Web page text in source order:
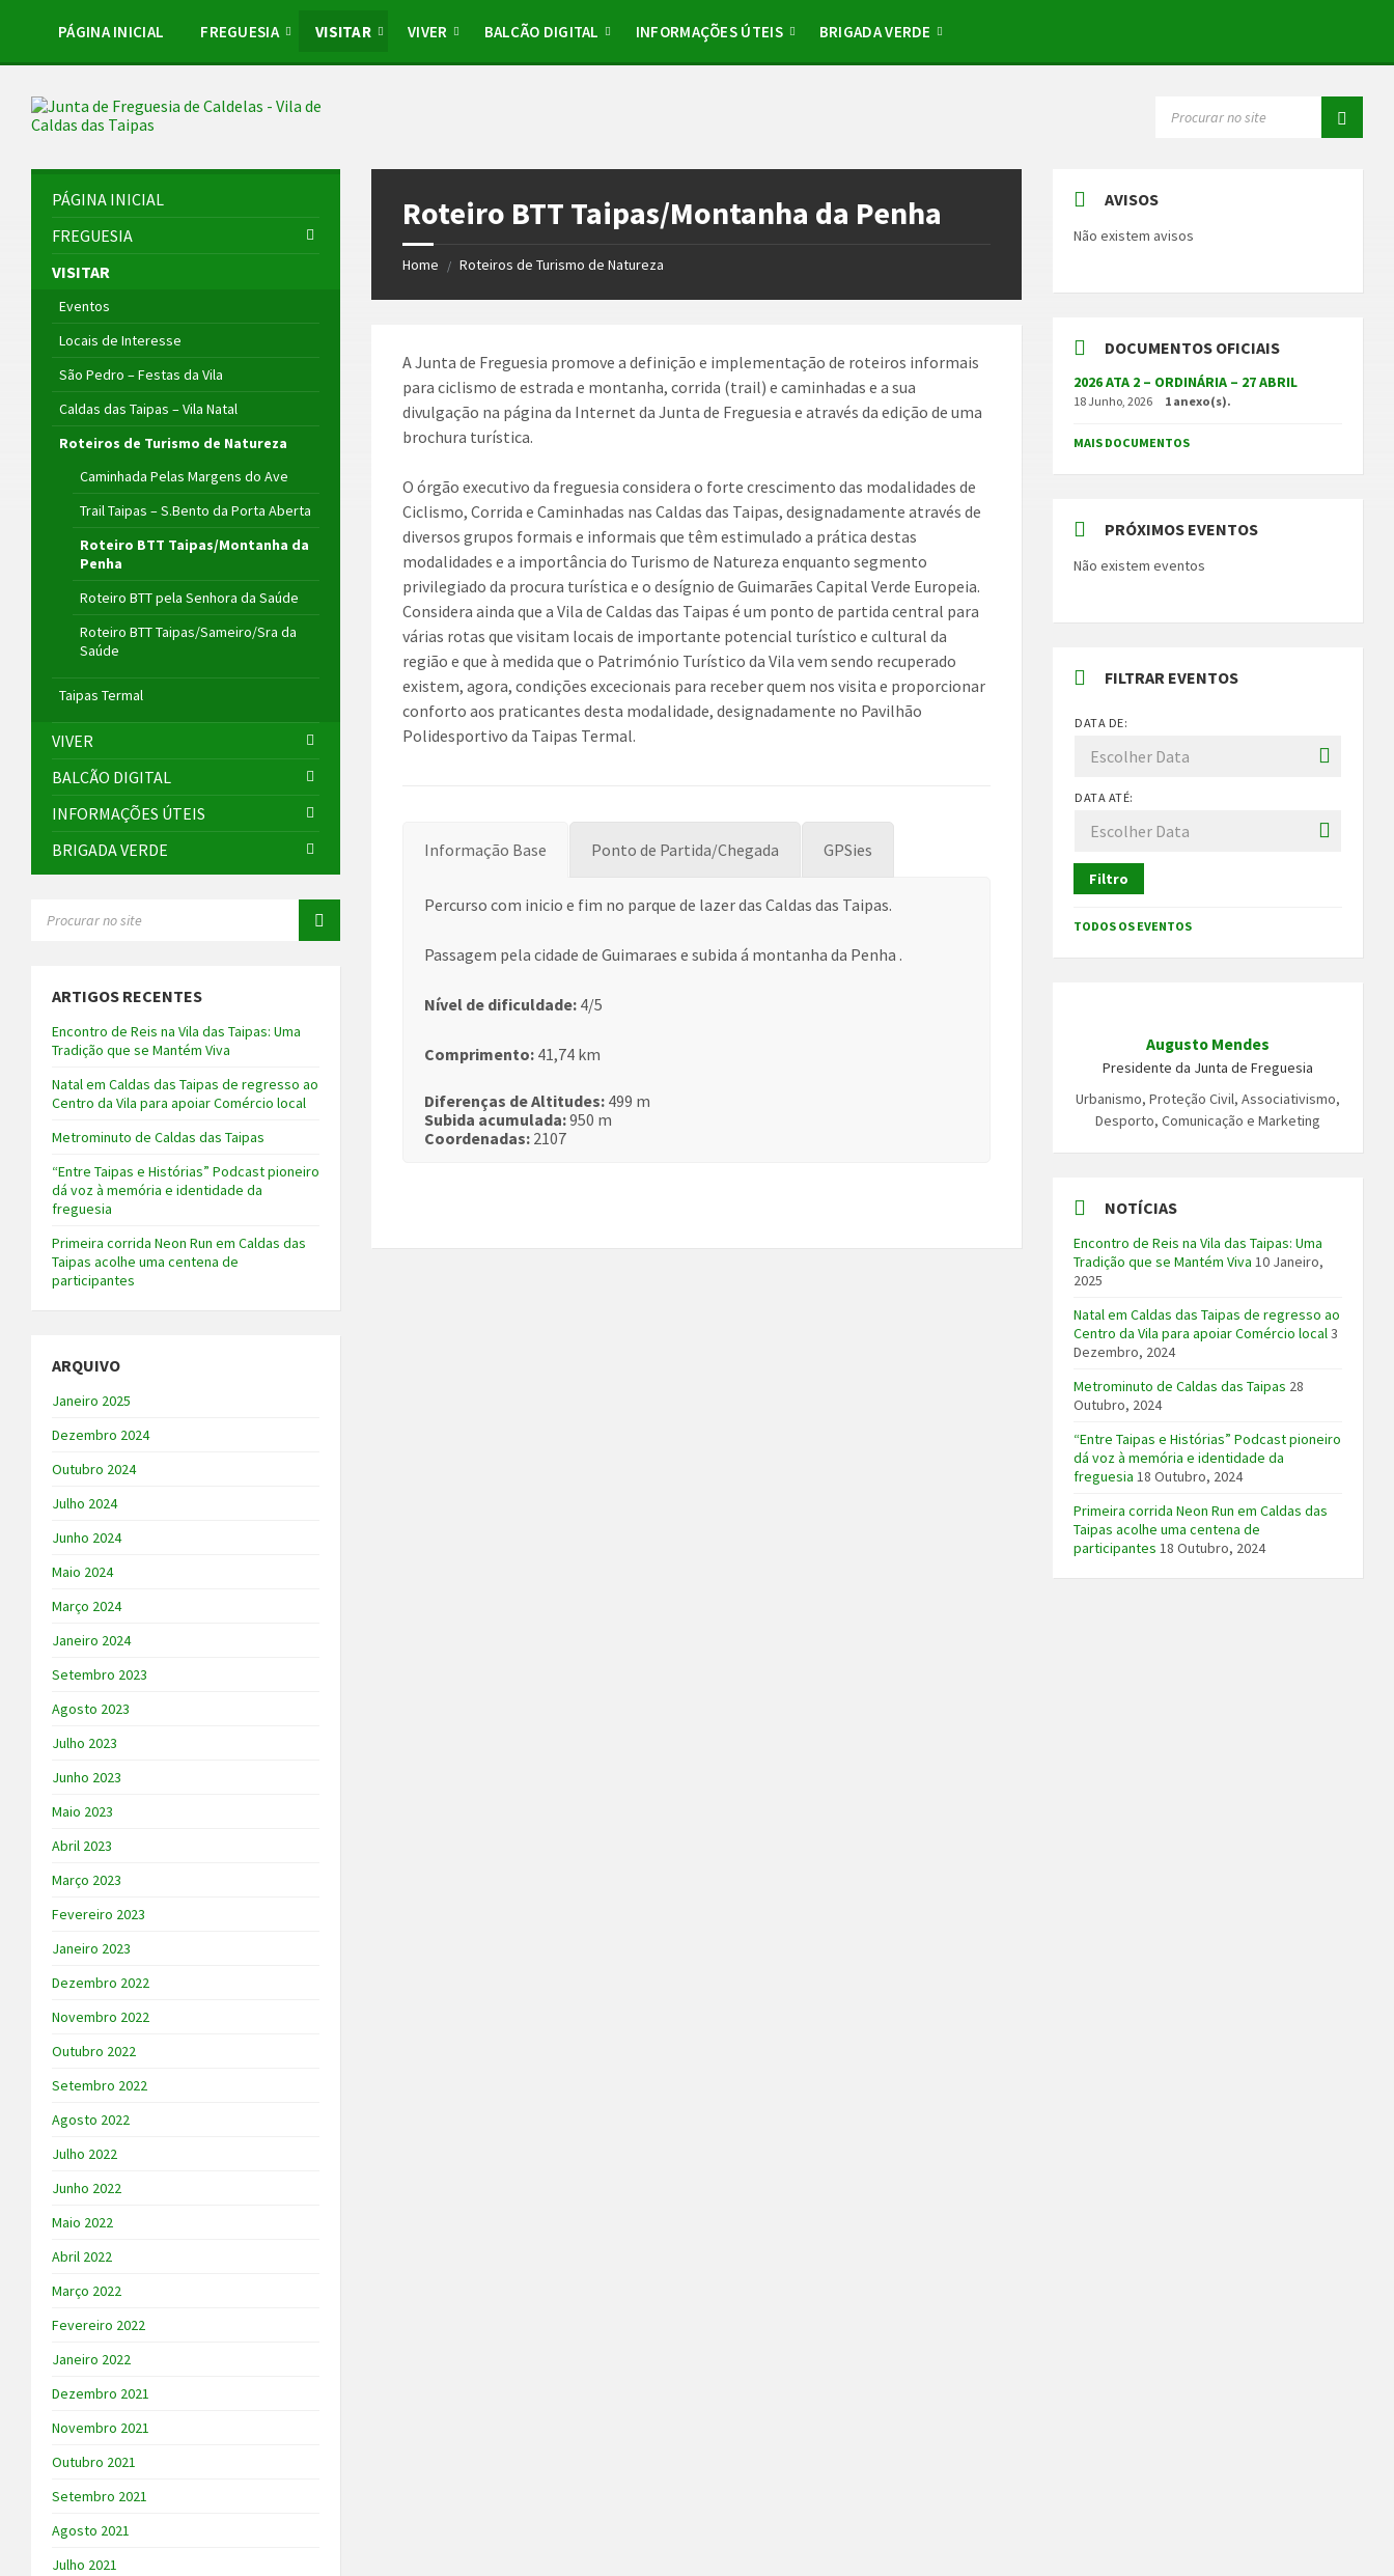
sidebar
sidebar
PÁGINA INICIAL FREGUESIA VISITAR VIVER BALCÃO DIGITAL INFORMAÇÕES ÚTEIS BRIGADA VERDE
Roteiro BTT Taipas/Montanha da Penha
Home / Roteiros de Turismo de Natureza
A Junta de Freguesia promove a definição e implementação de roteiros informais
para ciclismo de estrada e montanha, corrida (trail) e caminhadas e a sua
divulgação na página da Internet da Junta de Freguesia e através da edição de uma
brochura turística.
O órgão executivo da freguesia considera o forte crescimento das modalidades de
Ciclismo, Corrida e Caminhadas nas Caldas das Taipas, designadamente através de
diversos grupos formais e informais que têm estimulado a prática destas
modalidades e a importância do Turismo de Natureza enquanto segmento
privilegiado da procura turística e o desígnio de Guimarães Capital Verde Europeia.
Considera ainda que a Vila de Caldas das Taipas é um ponto de partida central para
várias rotas que visitam locais de importante potencial turístico e cultural da
região e que à medida que o Património Turístico da Vila vem sendo recuperado
existem, agora, condições excecionais para receber quem nos visita e proporcionar
conforto aos praticantes desta modalidade, designadamente no Pavilhão
Polidesportivo da Taipas Termal.
Informação Base Ponto de Partida/Chegada GPSies
Percurso com inicio e fim no parque de lazer das Caldas das Taipas.
Passagem pela cidade de Guimaraes e subida á montanha da Penha .
Nível de dificuldade: 4/5
Comprimento: 41,74 km
Diferenças de Altitudes: 499 m
Subida acumulada:950 m
Coordenadas: 2107
PÁGINA INICIAL
FREGUESIA
VISITAR
Eventos
Locais de Interesse
São Pedro – Festas da Vila
Caldas das Taipas – Vila Natal
Roteiros de Turismo de Natureza
Caminhada Pelas Margens do Ave
Trail Taipas – S.Bento da Porta Aberta
Roteiro BTT Taipas/Montanha da
Penha
Roteiro BTT pela Senhora da Saúde
Roteiro BTT Taipas/Sameiro/Sra da
Saúde
Taipas Termal
VIVER
BALCÃO DIGITAL
INFORMAÇÕES ÚTEIS
BRIGADA VERDE
ARTIGOS RECENTES
Encontro de Reis na Vila das Taipas: Uma
Tradição que se Mantém Viva
Natal em Caldas das Taipas de regresso ao
Centro da Vila para apoiar Comércio local
Metrominuto de Caldas das Taipas
“Entre Taipas e Histórias” Podcast pioneiro
dá voz à memória e identidade da
freguesia
Primeira corrida Neon Run em Caldas das
Taipas acolhe uma centena de
participantes
ARQUIVO
Janeiro 2025
Dezembro 2024
Outubro 2024
Julho 2024
Junho 2024
Maio 2024
Março 2024
Janeiro 2024
Setembro 2023
Agosto 2023
Julho 2023
Junho 2023
Maio 2023
Abril 2023
Março 2023
Fevereiro 2023
Janeiro 2023
Dezembro 2022
Novembro 2022
Outubro 2022
Setembro 2022
Agosto 2022
Julho 2022
Junho 2022
Maio 2022
Abril 2022
Março 2022
Fevereiro 2022
Janeiro 2022
Dezembro 2021
Novembro 2021
Outubro 2021
Setembro 2021
Agosto 2021
Julho 2021
AVISOS
Não existem avisos
DOCUMENTOS OFICIAIS
2026 ATA 2 – ORDINÁRIA – 27 ABRIL
18 Junho, 2026 1 anexo(s).
MAIS DOCUMENTOS
PRÓXIMOS EVENTOS
Não existem eventos
FILTRAR EVENTOS
DATA DE:
DATA ATÉ:
Filtro
TODOS OS EVENTOS
Augusto Mendes
Presidente da Junta de Freguesia
Urbanismo, Proteção Civil, Associativismo,
Desporto, Comunicação e Marketing
NOTÍCIAS
Encontro de Reis na Vila das Taipas: Uma
Tradição que se Mantém Viva 10 Janeiro,
2025
Natal em Caldas das Taipas de regresso ao
Centro da Vila para apoiar Comércio local3
Dezembro, 2024
Metrominuto de Caldas das Taipas 28
Outubro, 2024
“Entre Taipas e Histórias” Podcast pioneiro
dá voz à memória e identidade da
freguesia 18 Outubro, 2024
Primeira corrida Neon Run em Caldas das
Taipas acolhe uma centena de
participantes 18 Outubro, 2024